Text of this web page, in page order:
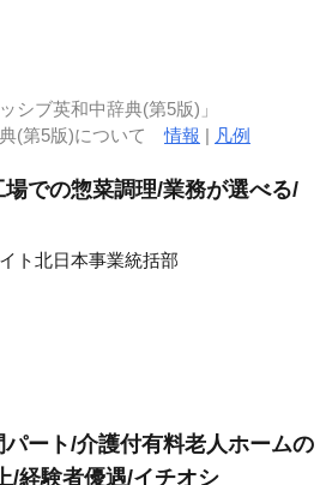
シブ英和中辞典(第5版)」
典(第5版)について情報 | 凡例
場での惣菜調理/業務が選べる/
ト北日本事業統括部
ート/介護付有料老人ホームの
/経験者優遇/イチオシ